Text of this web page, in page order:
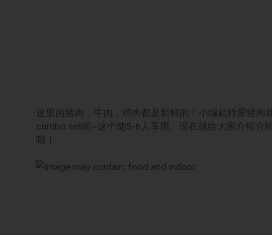
这里的猪肉，牛肉，鸡肉都是新鲜的！小编就特爱猪肉
combo set呢~这个能5-6人享用。现在就给大家介绍介
哦！